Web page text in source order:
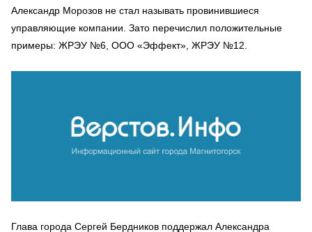
Александр Морозов не стал называть провинившиеся
управляющие компании. Зато перечислил положительные
примеры: ЖРЭУ №6, ООО «Эффект», ЖРЭУ №12.
Глава города Сергей Бердников поддержал Александра